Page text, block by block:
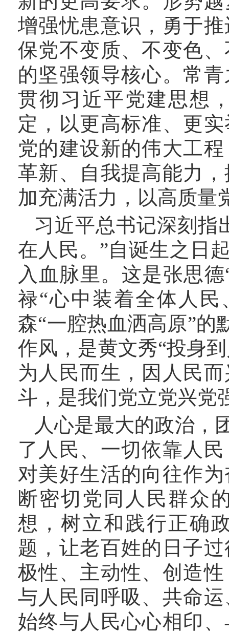
增强忧患意识，勇于
保党不变质、不变色
的坚强领导核心。常
贯彻习近平党建思想
定，以更高标准、更
党的建设新的伟大工
革新、自我提高能力
加充满活力，以高质量
习近平总书记深刻指
在人民。”自诞生之日
入血脉里。这是张思
禄“心中装着全体人
森“一腔热血洒高原”的
作风，是黄文秀“投身
为人民而生，因人民
斗，是我们党立党兴党
人心是最大的政治，
了人民、一切依靠人
对美好生活的向往作
断密切党同人民群众
想，树立和践行正确
题，让老百姓的日子
极性、主动性、创造
与人民同呼吸、共命
始终与人民心心相印